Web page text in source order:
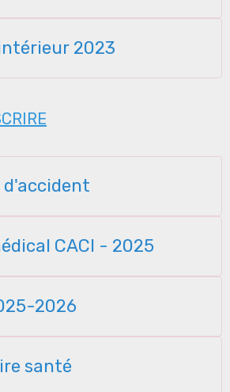
2023
CACI - 2025
2026
santé